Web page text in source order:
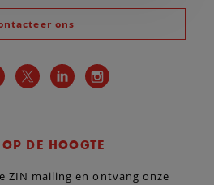
ons
DE HOOGTE
ZIN mailing en ontvang onze